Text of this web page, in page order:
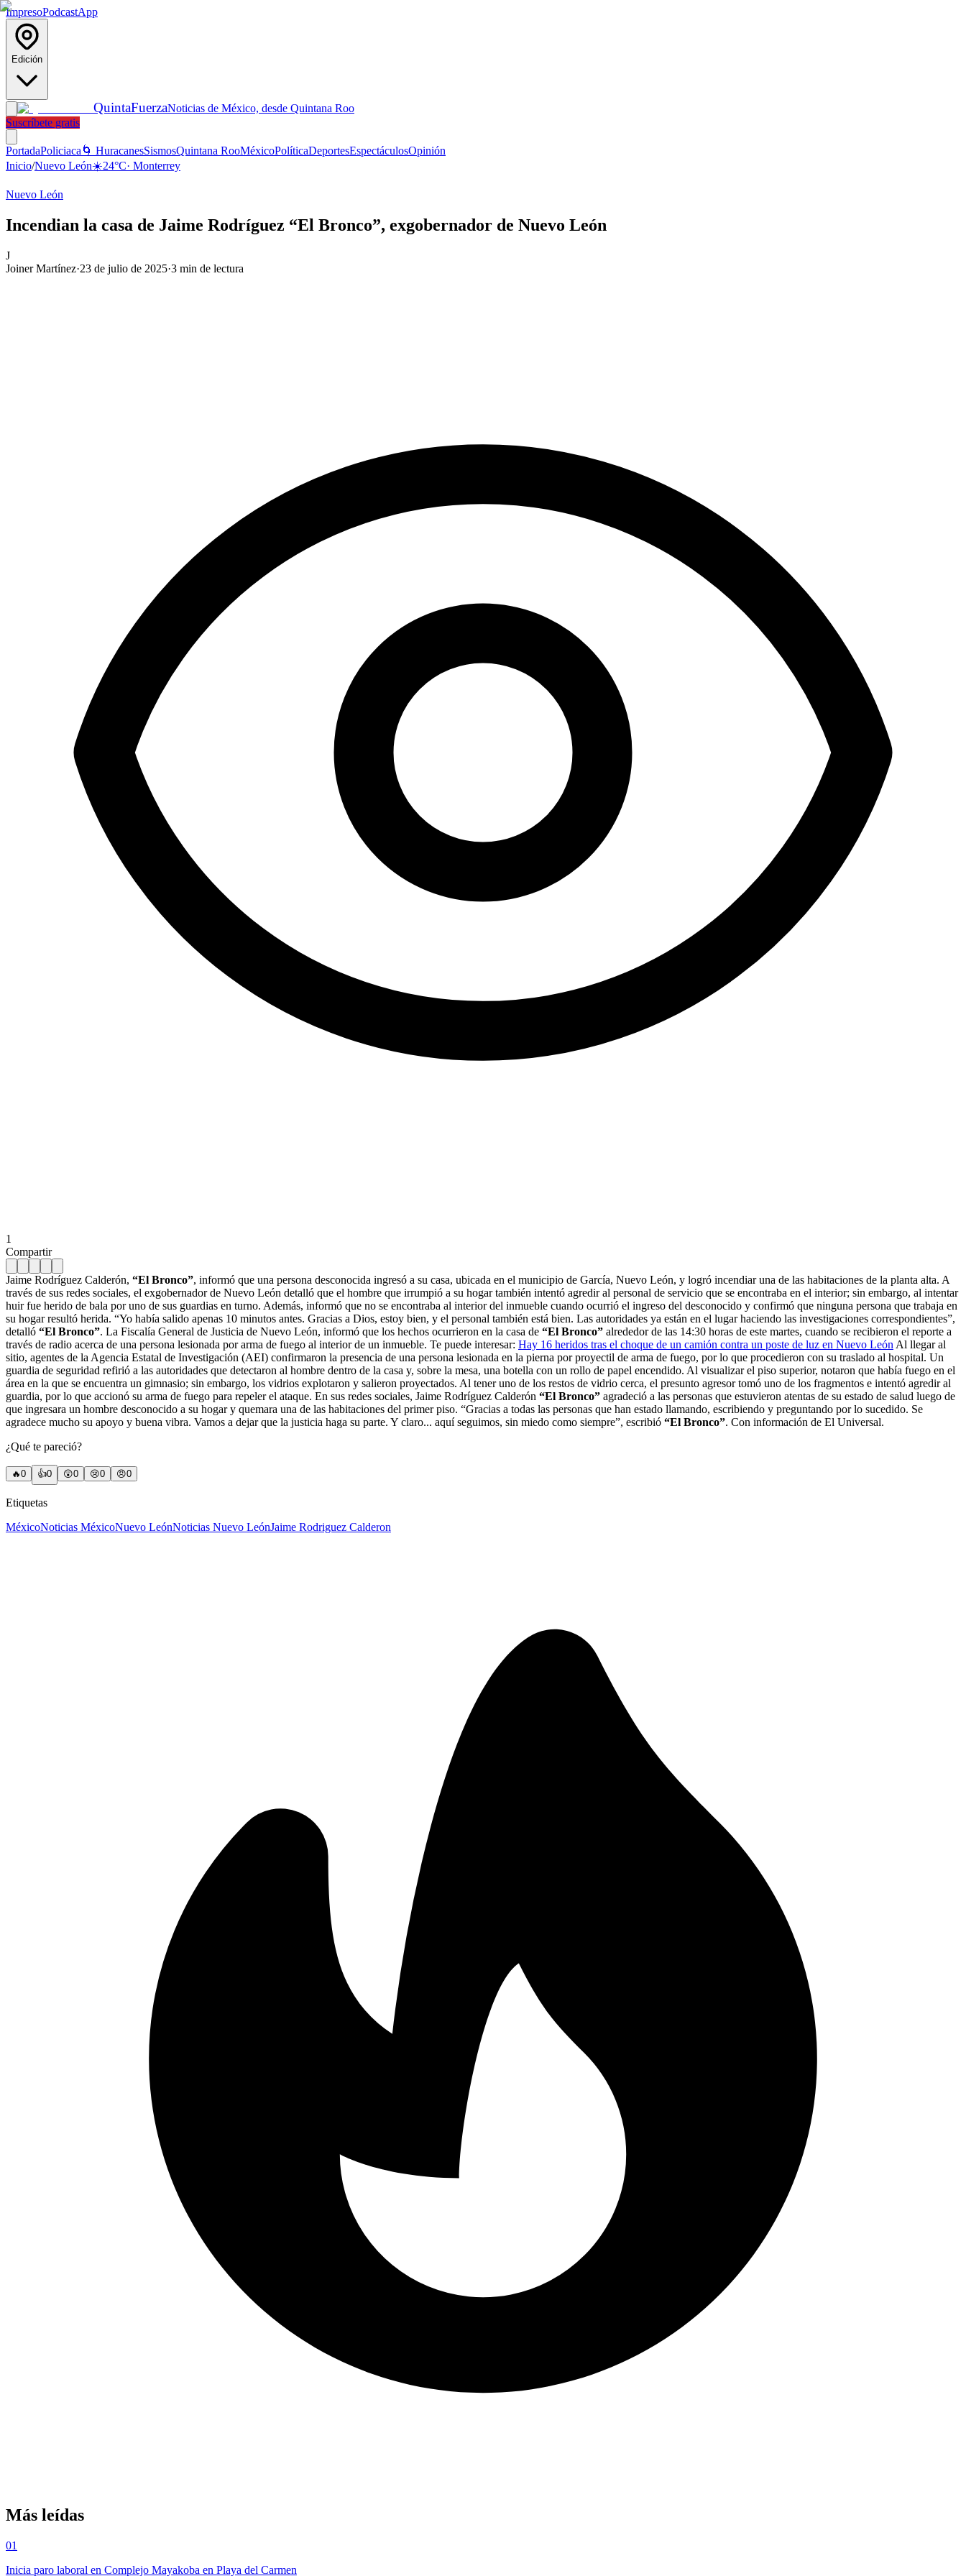
ImpresoPodcastApp
Edición
QuintaFuerzaNoticias de México, desde Quintana Roo
Suscríbete gratis
PortadaPoliciaca 🌀 HuracanesSismosQuintana RooMéxicoPolíticaDeportesEspectáculosOpinión
Inicio/Nuevo León☀️24°C· Monterrey
Nuevo León
Incendian la casa de Jaime Rodríguez “El Bronco”, exgobernador de Nuevo León
J
Joiner Martínez·23 de julio de 2025·3 min de lectura
1
Compartir
Jaime Rodríguez Calderón, “El Bronco”, informó que una persona desconocida ingresó a su casa, ubicada en el municipio de García, Nuevo León, y logró incendiar una de las habitaciones de la planta alta. A
través de sus redes sociales, el exgobernador de Nuevo León detalló que el hombre que irrumpió a su hogar también intentó agredir al personal de servicio que se encontraba en el interior; sin embargo, al intentar
huir fue herido de bala por uno de sus guardias en turno. Además, informó que no se encontraba al interior del inmueble cuando ocurrió el ingreso del desconocido y confirmó que ninguna persona que trabaja en
su hogar resultó herida. “Yo había salido apenas 10 minutos antes. Gracias a Dios, estoy bien, y el personal también está bien. Las autoridades ya están en el lugar haciendo las investigaciones correspondientes”,
detalló “El Bronco”. La Fiscalía General de Justicia de Nuevo León, informó que los hechos ocurrieron en la casa de “El Bronco” alrededor de las 14:30 horas de este martes, cuando se recibieron el reporte a
través de radio acerca de una persona lesionada por arma de fuego al interior de un inmueble. Te puede interesar: Hay 16 heridos tras el choque de un camión contra un poste de luz en Nuevo León Al llegar al
sitio, agentes de la Agencia Estatal de Investigación (AEI) confirmaron la presencia de una persona lesionada en la pierna por proyectil de arma de fuego, por lo que procedieron con su traslado al hospital. Un
guardia de seguridad refirió a las autoridades que detectaron al hombre dentro de la casa y, sobre la mesa, una botella con un rollo de papel encendido. Al visualizar el piso superior, notaron que había fuego en el
área en la que se encuentra un gimnasio; sin embargo, los vidrios explotaron y salieron proyectados. Al tener uno de los restos de vidrio cerca, el presunto agresor tomó uno de los fragmentos e intentó agredir al
guardia, por lo que accionó su arma de fuego para repeler el ataque. En sus redes sociales, Jaime Rodríguez Calderón “El Bronco” agradeció a las personas que estuvieron atentas de su estado de salud luego de
que ingresara un hombre desconocido a su hogar y quemara una de las habitaciones del primer piso. “Gracias a todas las personas que han estado llamando, escribiendo y preguntando por lo sucedido. Se
agradece mucho su apoyo y buena vibra. Vamos a dejar que la justicia haga su parte. Y claro... aquí seguimos, sin miedo como siempre”, escribió “El Bronco”. Con información de El Universal.
¿Qué te pareció?
🔥0 👍0 😲0 😢0 😠0
Etiquetas
MéxicoNoticias MéxicoNuevo LeónNoticias Nuevo LeónJaime Rodriguez Calderon
Más leídas
01
Inicia paro laboral en Complejo Mayakoba en Playa del Carmen